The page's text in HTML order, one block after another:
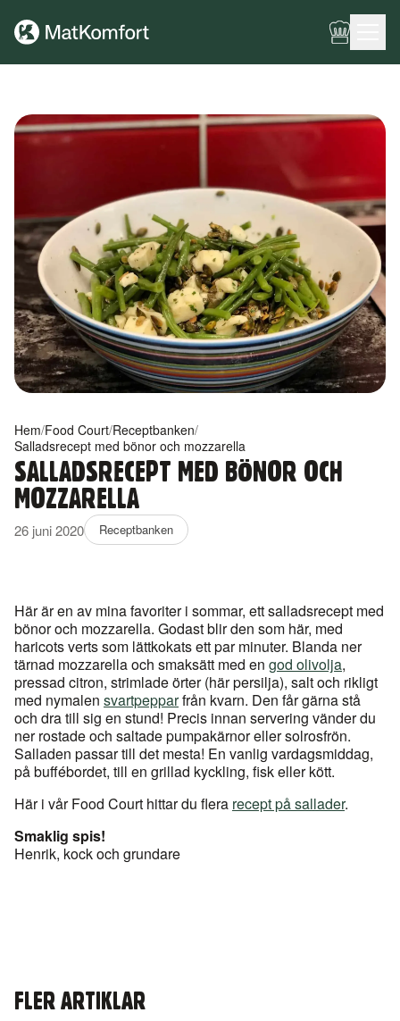
Hem/Food Court/Receptbanken/
Salladsrecept med bönor och mozzarella
SALLADSRECEPT MED BÖNOR OCH
MOZZARELLA
26 juni 2020 Receptbanken
Här är en av mina favoriter i sommar, ett salladsrecept med
bönor och mozzarella. Godast blir den som här, med
haricots verts som lättkokats ett par minuter. Blanda ner
tärnad mozzarella och smaksätt med en god olivolja,
pressad citron, strimlade örter (här persilja), salt och rikligt
med nymalen svartpepparfrån kvarn. Den får gärna stå
och dra till sig en stund! Precis innan servering vänder du
ner rostade och saltade pumpakärnor eller solrosfrön.
Salladen passar till det mesta! En vanlig vardagsmiddag,
på buffébordet, till en grillad kyckling, fisk eller kött.
Här i vår Food Court hittar du flera recept på sallader.
Smaklig spis!
Henrik, kock och grundare
FLER ARTIKLAR